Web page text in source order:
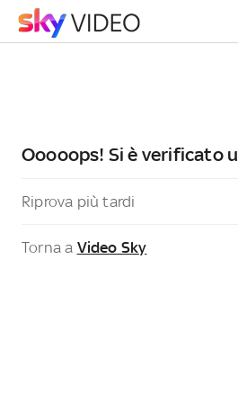
Ooooops! Si è verificato
Riprova più tardi
Torna a Video Sky